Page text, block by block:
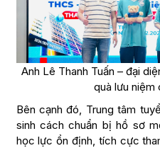
Anh Lê Thanh Tuấn – đại
quà lưu niệm
Bên cạnh đó, Trung tâm
sinh cách chuẩn bị hồ sơ
học lực ổn định, tích cực